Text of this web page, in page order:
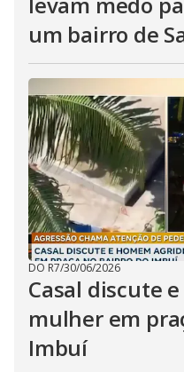
um bairro de
DO R7/30/06/2026
Casal discute
mulher em
Imbuí